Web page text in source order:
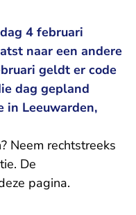
4 februari
naar een andere
geldt er code
dag gepland
in Leeuwarden,
Neem rechtstreeks
De
pagina.